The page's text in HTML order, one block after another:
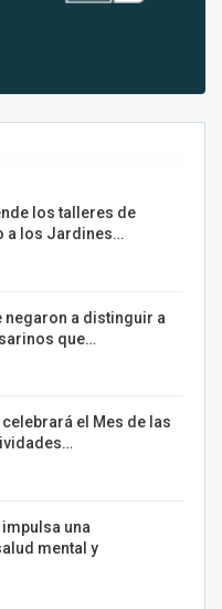
los talleres de
a los Jardines…
negaron a distinguir a
que…
el Mes de las
una
mental y